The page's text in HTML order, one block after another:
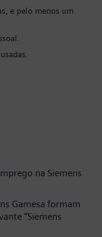
e pelo menos um
na Siemens
Gamesa formam
“Siemens